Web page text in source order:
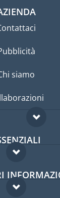
siamo
per expat
per expat
frequenti